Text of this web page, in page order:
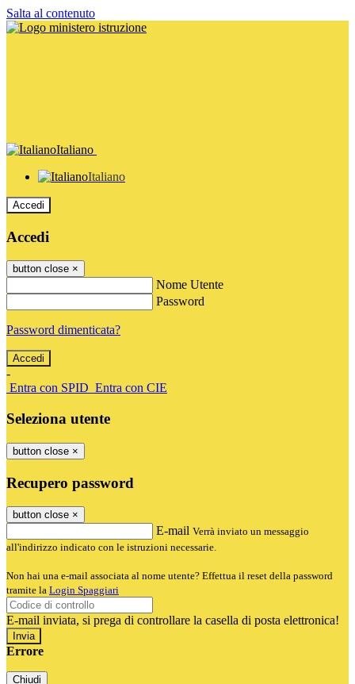
Salta al contenuto
Italiano
Italiano
Accedi
Accedi
button close ×
Nome Utente
Password
Password dimenticata?
-
Entra con SPID Entra con CIE
Seleziona utente
button close ×
Recupero password
button close ×
E-mail Verrà inviato un messaggio
all'indirizzo indicato con le istruzioni necessarie.
Non hai una e-mail associata al nome utente? Effettua il reset della password
tramite la Login Spaggiari
E-mail inviata, si prega di controllare la casella di posta elettronica!
Errore
Chiudi